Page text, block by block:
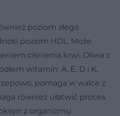
poziom złego
poziom HDL. Może
ciśnienia krwi. Oliwa z
witamin: A, E, D i K,
pomaga w walce z
również ułatwić proces
z organizmu.